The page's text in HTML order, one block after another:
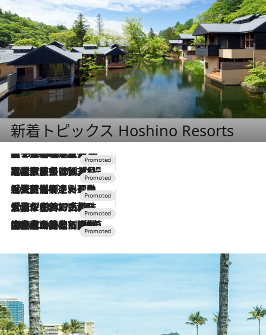
新着トピックス Hoshino Resorts
2026.8.7
【トンボの足水浴】ヒノキの香りに包まれて涼感マックス！約13℃の湧水かけ流しを避暑地「星野温泉 トンボの湯」で体験
2026.7.31
【ホテル帰省】という選択肢をOMOが提案。家族とほどよい距離を保つには「昼は実家、夜は気兼ねなくホテルで！」
2026.7.24
【夏限定ディナーコース】旬を迎える稚鮎や花ズッキーニなどをイタリア・トスカーナの郷土料理の手法で満喫！
2026.7.17
「土佐和ハーブかき氷」がOMO7高知に登場！生姜、山椒、大葉など目にも舌にも涼を呼ぶ郷土の味
2026.7.10
NEW OPEN！【界 草津】名湯の地に誕生。趣の異なる2種の温泉と上州ならではの会席・蕎麦割烹など美食を味わう究極の癒やし旅